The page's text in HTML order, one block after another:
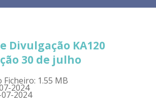
Divulgação KA120
30 de julho
1.55 MB
2024
2024